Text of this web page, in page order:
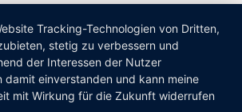
Tracking-Technologien von Dritten,
stetig zu verbessern und
der Interessen der Nutzer
damit einverstanden und kann meine
mit Wirkung für die Zukunft widerrufen